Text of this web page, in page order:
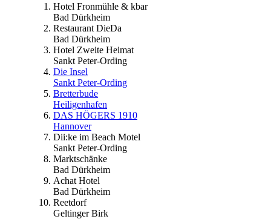
Hotel Fronmühle & kbar
Bad Dürkheim
Restaurant DieDa
Bad Dürkheim
Hotel Zweite Heimat
Sankt Peter-Ording
Die Insel
Sankt Peter-Ording
Bretterbude
Heiligenhafen
DAS HÖGERS 1910
Hannover
Dii:ke im Beach Motel
Sankt Peter-Ording
Marktschänke
Bad Dürkheim
Achat Hotel
Bad Dürkheim
Reetdorf
Geltinger Birk